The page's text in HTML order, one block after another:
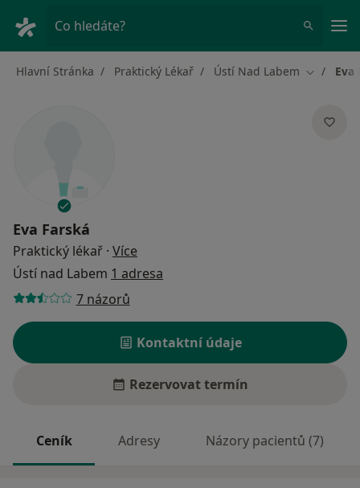
Co hledáte?
Hlavní Stránka Praktický Lékař Ústí Nad Labem ZměnaEva
Eva Farská
Praktický lékař · Více
Ústí nad Labem 1 adresa
7 názorů
Kontaktní údaje
Rezervovat termín
Ceník Adresy Názory pacientů (7)